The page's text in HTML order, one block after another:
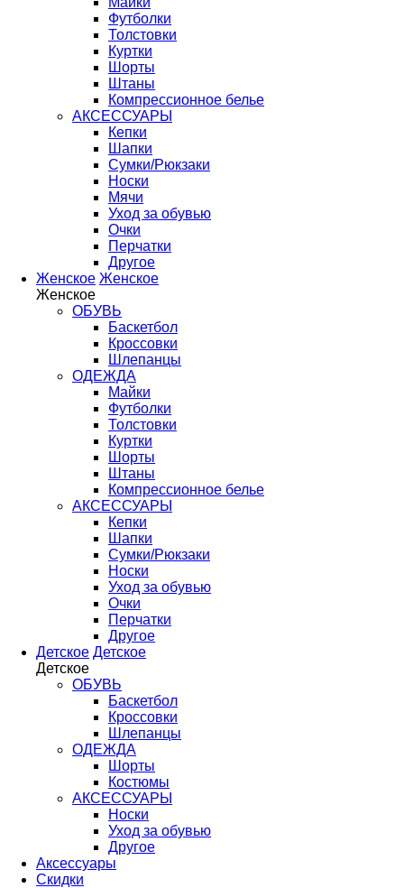
Футболки
Толстовки
Куртки
Шорты
Штаны
Компрессионное белье
АКСЕССУАРЫ
Кепки
Шапки
Сумки/Рюкзаки
Носки
Мячи
Уход за обувью
Очки
Перчатки
Другое
Женское Женское
Женское
ОБУВЬ
Баскетбол
Кроссовки
Шлепанцы
ОДЕЖДА
Майки
Футболки
Толстовки
Куртки
Шорты
Штаны
Компрессионное белье
АКСЕССУАРЫ
Кепки
Шапки
Сумки/Рюкзаки
Носки
Уход за обувью
Очки
Перчатки
Другое
Детское Детское
Детское
ОБУВЬ
Баскетбол
Кроссовки
Шлепанцы
ОДЕЖДА
Шорты
Костюмы
АКСЕССУАРЫ
Носки
Уход за обувью
Другое
Аксессуары
Скидки